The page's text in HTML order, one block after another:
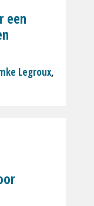
een
Legroux,